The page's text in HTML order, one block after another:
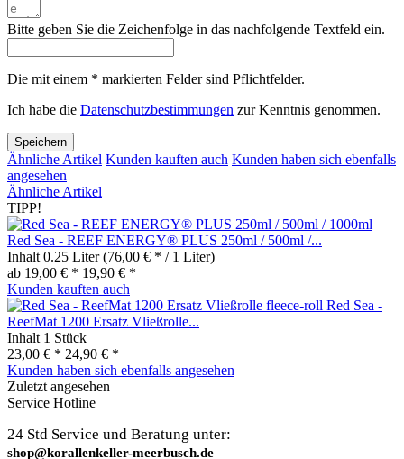
Bitte geben Sie die Zeichenfolge in das nachfolgende Textfeld ein.
Die mit einem * markierten Felder sind Pflichtfelder.
Ich habe die Datenschutzbestimmungen zur Kenntnis genommen.
Speichern
Ähnliche Artikel Kunden kauften auch Kunden haben sich ebenfalls
angesehen
Ähnliche Artikel
TIPP!
Red Sea - REEF ENERGY® PLUS 250ml / 500ml /...
Inhalt 0.25 Liter(76,00 € * / 1 Liter)
ab 19,00 € * 19,90 € *
Kunden kauften auch
Red Sea -
ReefMat 1200 Ersatz Vließrolle...
Inhalt 1 Stück
23,00 € * 24,90 € *
Kunden haben sich ebenfalls angesehen
Zuletzt angesehen
Service Hotline
24 Std Service und Beratung unter:
shop@korallenkeller-meerbusch.de